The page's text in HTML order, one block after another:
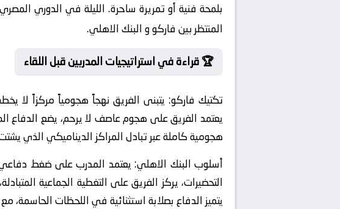
بلمحة فنية أو تمريرة ساحرة. الليلة في الدوري
المنتظر بين فاركو و البنك الاهلي.
🏆 قراءة في استراتيجيات المدربين قبل اللقاء
تكتيك فاركو: يتبنى الفريق نهجاً هجومياً مركزاً لا
يعتمد الفريق على هجوم عاصف لا يرحم، يضع الدفاع
هجومية كاملة عبر تبادل المراكز الديناميكي الذي يشتت
أسلوب البنك الاهلي: يعتمد المدرب على ضغط
التحضيرات، يركز الفريق على التغطية الجماعية
يتميز الدفاع بصلابة استثنائية في اللحظات الحاسمة،